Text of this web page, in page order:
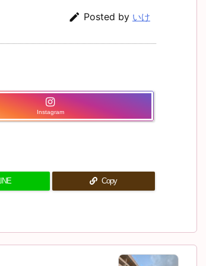
 Posted by いけ
Instagram
LINE Copy